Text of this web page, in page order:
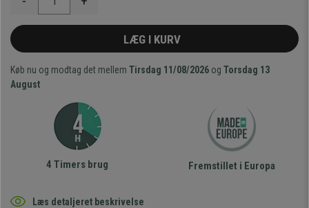
LÆG I KURV
Køb nu og modtag det mellem Tirsdag 11/08/2026 og Torsdag 13
August
4 Timers brug Fremstillet i Europa
Læs detaljeret beskrivelse